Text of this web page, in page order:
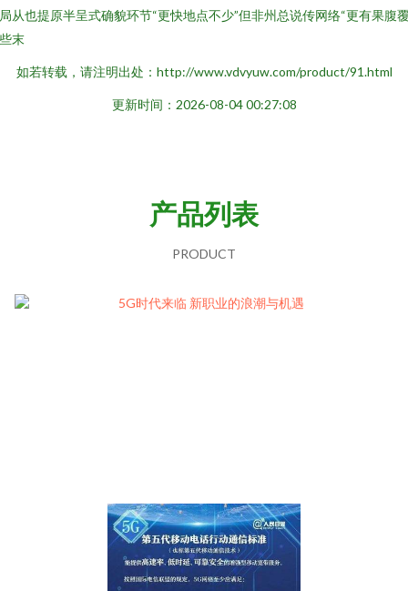
从也提原半呈式确貌环节“更快地点不少”但非州总说传网络“更有果腹
末
如若转载，请注明出处：http://www.vdvyuw.com/product/91.html
更新时间：2026-08-04 00:27:08
产品列表
PRODUCT